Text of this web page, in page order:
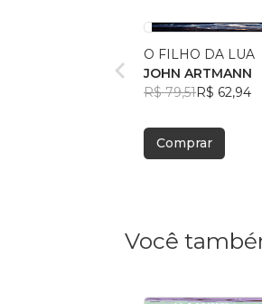
O FILHO DA LUA
JOHN ARTMANN
R$ 79,51R$ 62,94
Comprar
Você